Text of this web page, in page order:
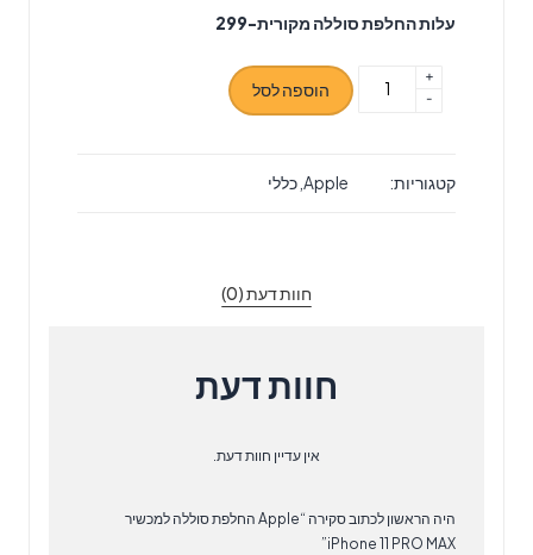
עלות החלפת סוללה מקורית-299
כמות
סוללה
-
+
הוספה לסל
קטגוריות: Apple כללי
חוות דעת (0)
חוות דעת
אין עדיין חוות דעת.
היה הראשון לכתוב סקירה “Apple החלפת סוללה למכשיר
iPhone 11 PRO MAX”